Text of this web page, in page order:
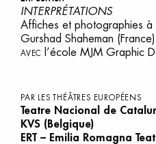
INTERPRÉTATIONS
Affiches et photographies à
Gurshad Shaheman (France)
AVEC l’école MJM Graphic
PAR LES THÉÂTRES EUROPÉENS
Teatre Nacional de
KVS (Belgique)
ERT – Emilia Romagna